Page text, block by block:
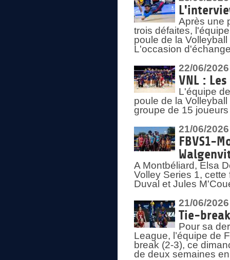
Après une
trois défaites,
poule de la
L'occasion
22/06/2026
VNL :
L'équipe
poule de la
groupe de 15
21/06/2026
FBVS1-
A Montbéliard, Elsa
Volley Series 1,
Duval et Jules
21/06/2026
Tie-
Pour sa
League, l’équipe de
break (2-3), ce
de deux semaines